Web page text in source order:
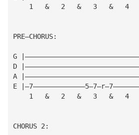
1   &   2   &   3   &   4
PRE—CHORUS:
G
D
A
E
1   &   2   &   3   &   4
CHORUS 2: